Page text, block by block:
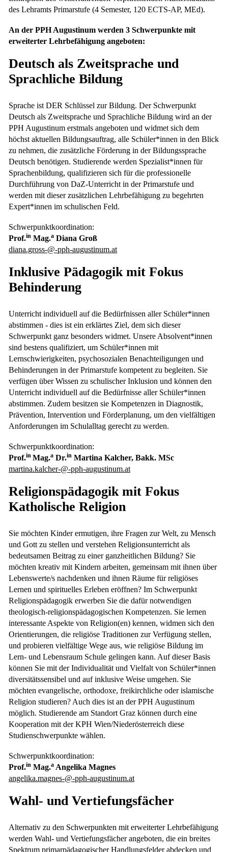
des Lehramts Primarstufe (4 Semester, 120 ECTS-AP, MEd).
An der PPH Augustinum werden 3 Schwerpunkte mit
erweiterter Lehrbefähigung angeboten:
Deutsch als Zweitsprache und
Sprachliche Bildung
Sprache ist DER Schlüssel zur Bildung. Der Schwerpunkt
Deutsch als Zweitsprache und Sprachliche Bildung wird an der
PPH Augustinum erstmals angeboten und widmet sich dem
höchst aktuellen Bildungsauftrag, alle Schüler*innen in den Blick
zu nehmen, die zusätzliche Förderung in der Bildungssprache
Deutsch benötigen. Studierende werden Spezialist*innen für
Sprachenbildung, qualifizieren sich für die professionelle
Durchführung von DaZ-Unterricht in der Primarstufe und
werden mit dieser zusätzlichen Lehrbefähigung zu begehrten
Expert*innen im schulischen Feld.
Schwerpunktkoordination:
Prof.in Mag.a Diana Groß
diana.gross-@-pph-augustinum.at
Inklusive Pädagogik mit Fokus
Behinderung
Unterricht individuell auf die Bedürfnissen aller Schüler*innen
abstimmen - dies ist ein erklärtes Ziel, dem sich dieser
Schwerpunkt ganz besonders widmet. Unsere Absolvent*innen
sind bestens qualifiziert, um Schüler*innen mit
Lernschwierigkeiten, psychosozialen Benachteiligungen und
Behinderungen in der Primarstufe kompetent zu begleiten. Sie
verfügen über Wissen zu schulischer Inklusion und können den
Unterricht individuell auf die Bedürfnisse aller Schüler*innen
abstimmen. Zudem besitzen sie Kompetenzen in Diagnostik,
Prävention, Intervention und Förderplanung, um den vielfältigen
Anforderungen im Schulalltag gerecht zu werden.
Schwerpunktkoordination:
Prof.in Mag.a Dr.in Martina Kalcher, Bakk. MSc
martina.kalcher-@-pph-augustinum.at
Religionspädagogik mit Fokus
Katholische Religion
Sie möchten Kinder ermutigen, ihre Fragen zur Welt, zu Mensch
und Gott zu stellen und verstehen Religionsunterricht als
bedeutsamen Beitrag zu einer ganzheitlichen Bildung? Sie
möchten kreativ mit Kindern arbeiten, gemeinsam mit ihnen über
Lebenswerte/s nachdenken und ihnen Räume für religiöses
Lernen und spirituelles Erleben eröffnen? Im Schwerpunkt
Religionspädagogik erwerben Sie die dafür notwendigen
theologisch-religionspädagogischen Kompetenzen. Sie lernen
interessante Aspekte von Religion(en) kennen, widmen sich den
Orientierungen, die religiöse Traditionen zur Verfügung stellen,
und probieren vielfältige Wege aus, wie religiöse Bildung im
Lern- und Lebensraum Schule gelingen kann. Auf dieser Basis
können Sie mit der Individualität und Vielfalt von Schüler*innen
diversitätssensibel und auf inklusive Weise umgehen. Sie
möchten evangelische, orthodoxe, freikirchliche oder islamische
Religion studieren? Auch dies ist an der PPH Augustinum
möglich. Studierende am Standort Graz können durch eine
Kooperation mit der KPH Wien/Niederösterreich diese
Studienschwerpunkte wählen.
Schwerpunktkoordination:
Prof.in Mag.a Angelika Magnes
angelika.magnes-@-pph-augustinum.at
Wahl- und Vertiefungsfächer
Alternativ zu den Schwerpunkten mit erweiterter Lehrbefähigung
werden Wahl- und Vertiefungsfächer angeboten, die ein breites
Spektrum primarpädagogischer Handlungsfelder abdecken und